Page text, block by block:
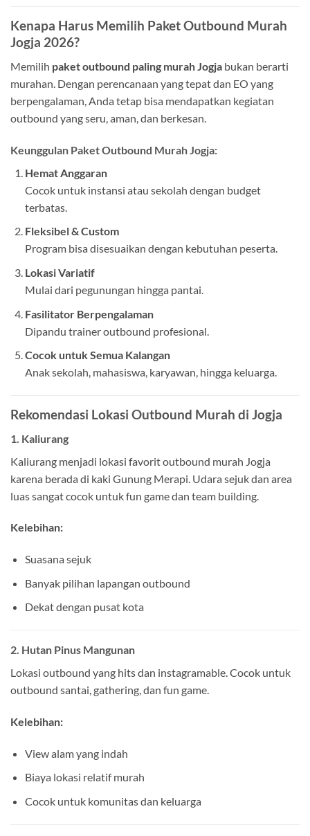
Kenapa Harus Memilih Paket Outbound Murah
Jogja 2026?
Memilih paket outbound paling murah Jogja bukan berarti
murahan. Dengan perencanaan yang tepat dan EO yang
berpengalaman, Anda tetap bisa mendapatkan kegiatan
outbound yang seru, aman, dan berkesan.
Keunggulan Paket Outbound Murah Jogja:
Hemat Anggaran
Cocok untuk instansi atau sekolah dengan budget
terbatas.
Fleksibel & Custom
Program bisa disesuaikan dengan kebutuhan peserta.
Lokasi Variatif
Mulai dari pegunungan hingga pantai.
Fasilitator Berpengalaman
Dipandu trainer outbound profesional.
Cocok untuk Semua Kalangan
Anak sekolah, mahasiswa, karyawan, hingga keluarga.
Rekomendasi Lokasi Outbound Murah di Jogja
1. Kaliurang
Kaliurang menjadi lokasi favorit outbound murah Jogja
karena berada di kaki Gunung Merapi. Udara sejuk dan area
luas sangat cocok untuk fun game dan team building.
Kelebihan:
Suasana sejuk
Banyak pilihan lapangan outbound
Dekat dengan pusat kota
2. Hutan Pinus Mangunan
Lokasi outbound yang hits dan instagramable. Cocok untuk
outbound santai, gathering, dan fun game.
Kelebihan:
View alam yang indah
Biaya lokasi relatif murah
Cocok untuk komunitas dan keluarga